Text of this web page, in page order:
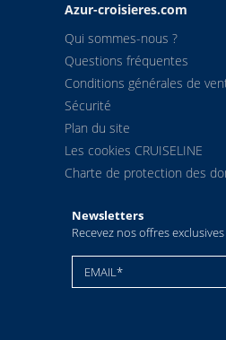
Azur-croisieres.com
Qui sommes-nous ?
Questions fréquentes
Conditions générales de
Sécurité
Plan du site
Les cookies CRUISELINE
Charte de protection des
Newsletters
Recevez nos offres exclusives
EMAIL*